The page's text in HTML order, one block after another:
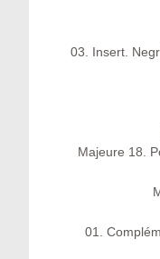
03. Insert.
Majeure 18.
01.